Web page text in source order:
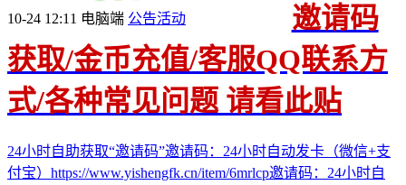
10-24 12:11 电脑端 公告活动
邀请码
获取/金币充值/客服QQ联系方
式/各种常见问题 请看此贴
24小时自助获取“邀请码”邀请码：24小时自动发卡（微信+支
付宝）https://www.yishengfk.cn/item/6mrlcp邀请码：24小时自